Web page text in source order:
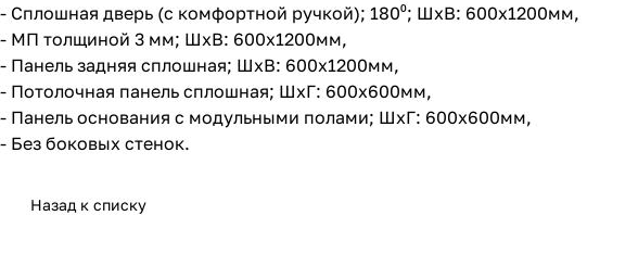
- Сплошная дверь (с комфортной ручкой); 180⁰; ШхВ: 600х1200мм,
- МП толщиной 3 мм; ШхВ: 600х1200мм,
- Панель задняя сплошная; ШхВ: 600х1200мм,
- Потолочная панель сплошная; ШхГ: 600х600мм,
- Панель основания с модульными полами; ШхГ: 600х600мм,
- Без боковых стенок.
Назад к списку